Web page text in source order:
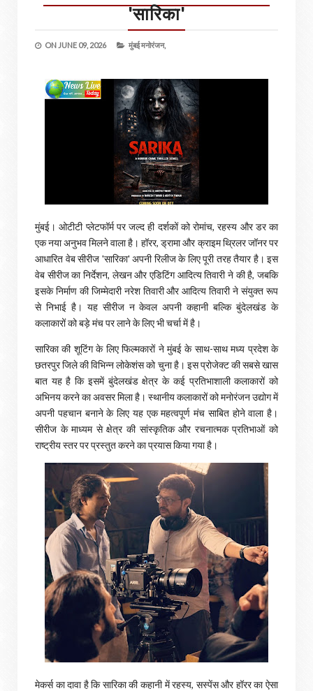
'सारिका'
ON JUNE 09, 2026 मुंबई मनोरंजन,
मुंबई। ओटीटी प्लेटफॉर्म पर जल्द ही दर्शकों को रोमांच, रहस्य और डर का
एक नया अनुभव मिलने वाला है। हॉरर, ड्रामा और क्राइम थ्रिलर जॉनर पर
आधारित वेब सीरीज 'सारिका' अपनी रिलीज के लिए पूरी तरह तैयार है। इस
वेब सीरीज का निर्देशन, लेखन और एडिटिंग आदित्य तिवारी ने की है, जबकि
इसके निर्माण की जिम्मेदारी नरेश तिवारी और आदित्य तिवारी ने संयुक्त रूप
से निभाई है। यह सीरीज न केवल अपनी कहानी बल्कि बुंदेलखंड के
कलाकारों को बड़े मंच पर लाने के लिए भी चर्चा में है।
सारिका की शूटिंग के लिए फिल्मकारों ने मुंबई के साथ-साथ मध्य प्रदेश के
छतरपुर जिले की विभिन्न लोकेशंस को चुना है। इस प्रोजेक्ट की सबसे खास
बात यह है कि इसमें बुंदेलखंड क्षेत्र के कई प्रतिभाशाली कलाकारों को
अभिनय करने का अवसर मिला है। स्थानीय कलाकारों को मनोरंजन उद्योग में
अपनी पहचान बनाने के लिए यह एक महत्वपूर्ण मंच साबित होने वाला है।
सीरीज के माध्यम से क्षेत्र की सांस्कृतिक और रचनात्मक प्रतिभाओं को
राष्ट्रीय स्तर पर प्रस्तुत करने का प्रयास किया गया है।
मेकर्स का दावा है कि सारिका की कहानी में रहस्य, सस्पेंस और हॉरर का ऐसा